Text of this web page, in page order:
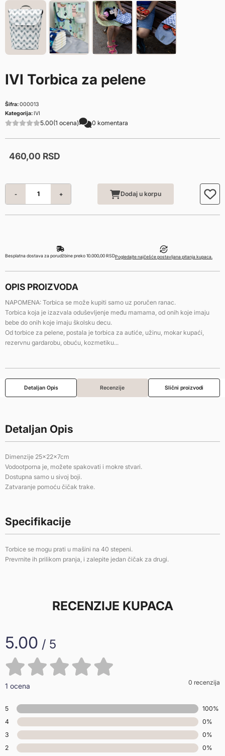
IVI Torbica za pelene
Šifra:000013
Kategorija:IVI
5.00(1 ocena) 0 komentara
460,00 RSD
- + Dodaj u korpu
Besplatna dostava za porudžbine preko 10.000,00 RSDPogledajte najčešće postavljana pitanja kupaca.
OPIS PROIZVODA
NAPOMENA: Torbica se može kupiti samo uz poručen ranac.
Torbica koja je izazvala oduševljenje među mamama, od onih koje imaju
bebe do onih koje imaju školsku decu.
Od torbice za pelene, postala je torbica za autiće, užinu, mokar kupaći,
rezervnu gardarobu, obuću, kozmetiku...
Detaljan Opis Recenzije Slični proizvodi
Detaljan Opis
Dimenzije 25x22x7cm
Vodootporna je, možete spakovati i mokre stvari.
Dostupna samo u sivoj boji.
Zatvaranje pomoću čičak trake.
Specifikacije
Torbice se mogu prati u mašini na 40 stepeni.
Prevrnite ih prilikom pranja, i zalepite jedan čičak za drugi.
RECENZIJE KUPACA
5.00 / 5
1 ocena 0 recenzija
5
100%
4
0%
3
0%
2
0%